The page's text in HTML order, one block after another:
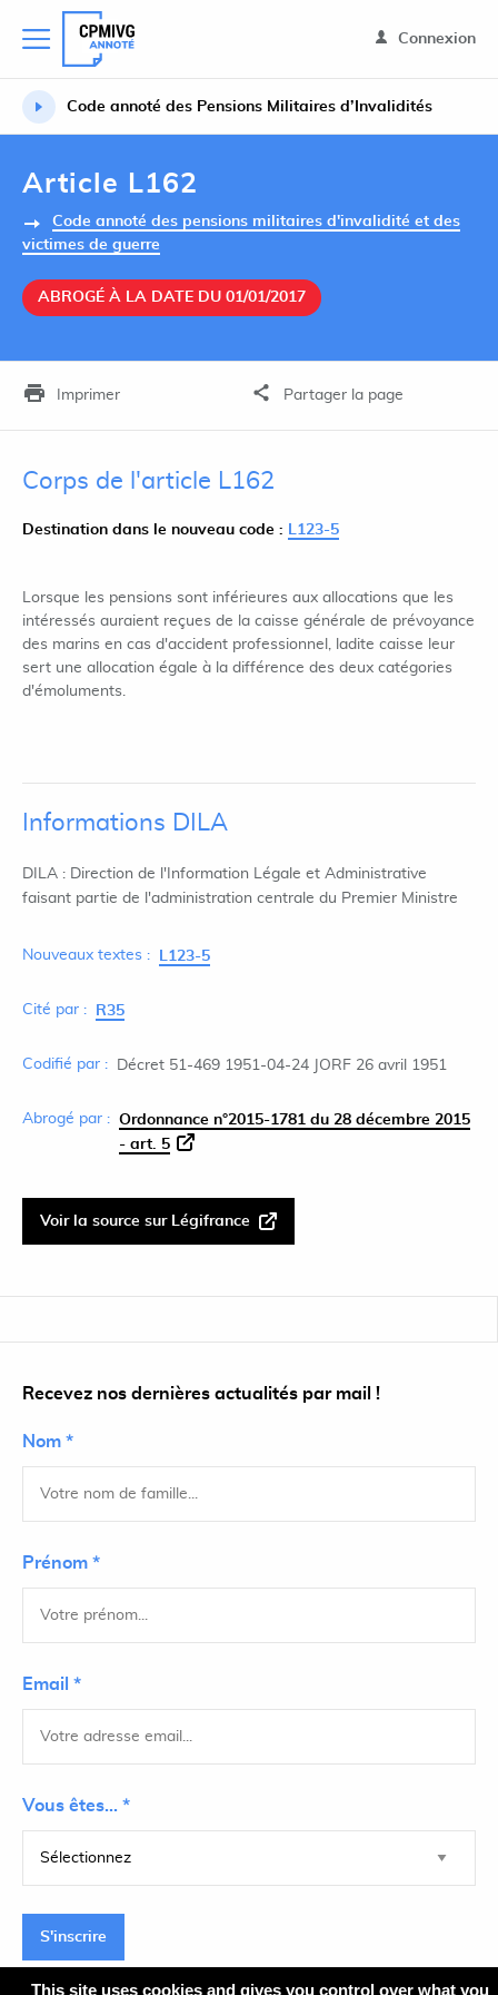
Connexion
Code annoté des Pensions Militaires d’Invalidités
Article L162
Code annoté des pensions militaires d'invalidité et des
victimes de guerre
ABROGÉ À LA DATE DU 01/01/2017
Imprimer Partager la page
Corps de l'article L162
Destination dans le nouveau code : L123-5
Lorsque les pensions sont inférieures aux allocations que les
intéressés auraient reçues de la caisse générale de prévoyance
des marins en cas d'accident professionnel, ladite caisse leur
sert une allocation égale à la différence des deux catégories
d'émoluments.
Informations DILA
DILA : Direction de l'Information Légale et Administrative
faisant partie de l'administration centrale du Premier Ministre
Nouveaux textes : L123-5
Cité par : R35
Codifié par : Décret 51-469 1951-04-24 JORF 26 avril 1951
Abrogé par : Ordonnance n°2015-1781 du 28 décembre 2015
- art. 5
Voir la source sur Légifrance
Recevez nos dernières actualités par mail !
Nom *
Prénom *
Email *
Vous êtes... *
S'inscrire
This site uses cookies and gives you control over what you